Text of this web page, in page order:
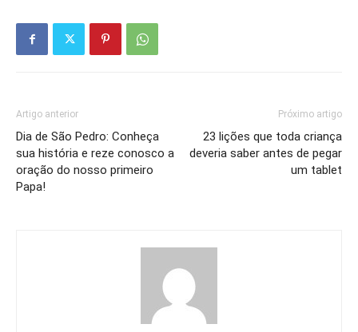
Artigo anterior
Dia de São Pedro: Conheça
sua história e reze conosco a
oração do nosso primeiro
Papa!
Próximo artigo
23 lições que toda criança
deveria saber antes de pegar
um tablet